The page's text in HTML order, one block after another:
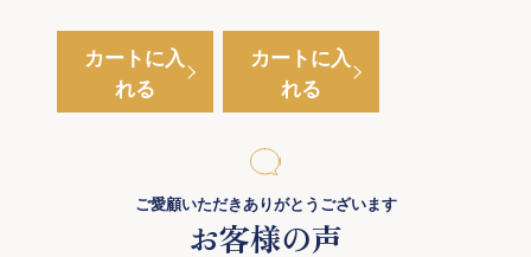
カートに入
れる
カートに入
れる
ご愛顧いただきありがとうございます
お客様の声